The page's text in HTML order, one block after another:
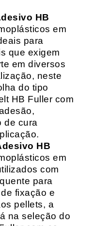
HB
em
para
que exigem
em diversos
neste
do tipo
HB Fuller com
de cura
HB
em
com
para
fixação e
pellets, a
na seleção do